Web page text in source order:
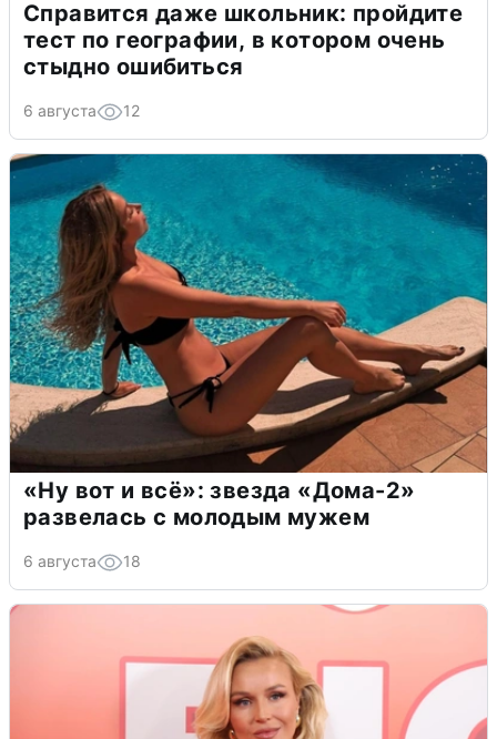
Справится даже школьник: пройдите
тест по географии, в котором очень
стыдно ошибиться
6 августа 12
«Ну вот и всё»: звезда «Дома-2»
развелась с молодым мужем
6 августа 18